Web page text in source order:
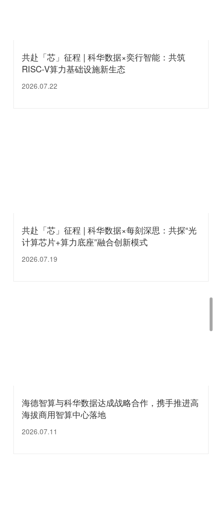
共赴「芯」征程 | 科华数据×奕行智能：共筑
RISC-V算力基础设施新生态
2026.07.22
共赴「芯」征程 | 科华数据×每刻深思：共探“光
计算芯片+算力底座”融合创新模式
2026.07.19
海德智算与科华数据达成战略合作，携手推进高
海拔商用智算中心落地
2026.07.11